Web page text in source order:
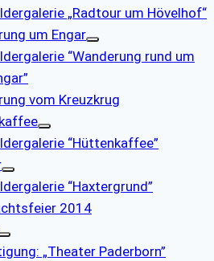
„Radtour um Hövelhof“
um Engar
“Wanderung rund um
vom Kreuzkrug
“Hüttenkaffee”
“Haxtergrund”
2014
„Theater Paderborn”